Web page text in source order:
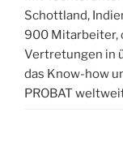
Schottland,
900 Mitarbeiter,
Vertretungen in
das Know-how
PROBAT